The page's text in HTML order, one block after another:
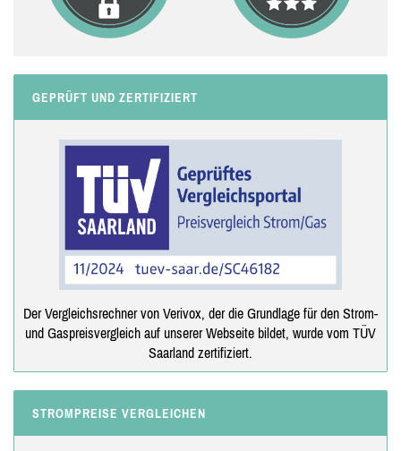
GEPRÜFT UND ZERTIFIZIERT
Der Vergleichsrechner von Verivox, der die Grundlage für den Strom-
und Gaspreisvergleich auf unserer Webseite bildet, wurde vom TÜV
Saarland zertifiziert.
STROMPREISE VERGLEICHEN